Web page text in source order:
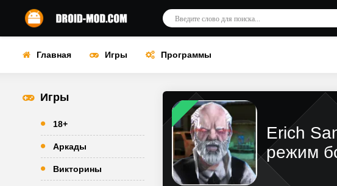
Главная Игры Программы
Игры
18+
Аркады
Викторины
Erich
режим